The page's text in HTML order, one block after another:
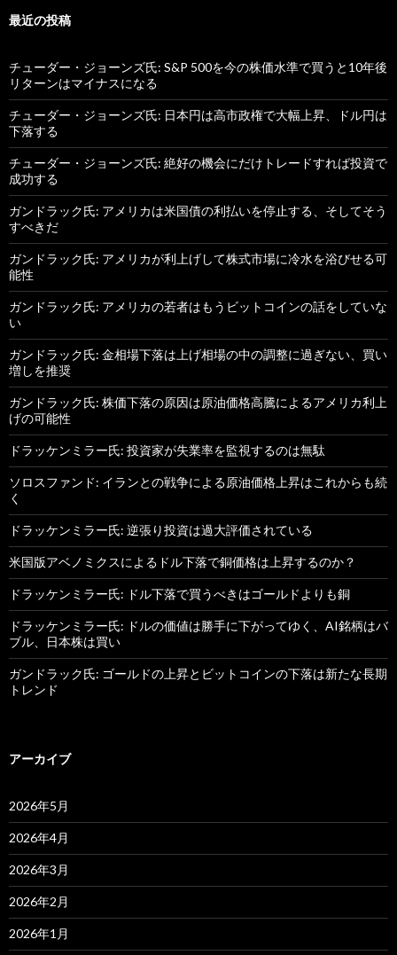
最近の投稿
チューダー・ジョーンズ氏: S&P 500を今の株価水準で買うと10年後
リターンはマイナスになる
チューダー・ジョーンズ氏: 日本円は高市政権で大幅上昇、ドル円は
下落する
チューダー・ジョーンズ氏: 絶好の機会にだけトレードすれば投資で
成功する
ガンドラック氏: アメリカは米国債の利払いを停止する、そしてそう
すべきだ
ガンドラック氏: アメリカが利上げして株式市場に冷水を浴びせる可
能性
ガンドラック氏: アメリカの若者はもうビットコインの話をしていな
い
ガンドラック氏: 金相場下落は上げ相場の中の調整に過ぎない、買い
増しを推奨
ガンドラック氏: 株価下落の原因は原油価格高騰によるアメリカ利上
げの可能性
ドラッケンミラー氏: 投資家が失業率を監視するのは無駄
ソロスファンド: イランとの戦争による原油価格上昇はこれからも続
く
ドラッケンミラー氏: 逆張り投資は過大評価されている
米国版アベノミクスによるドル下落で銅価格は上昇するのか？
ドラッケンミラー氏: ドル下落で買うべきはゴールドよりも銅
ドラッケンミラー氏: ドルの価値は勝手に下がってゆく、AI銘柄はバ
ブル、日本株は買い
ガンドラック氏: ゴールドの上昇とビットコインの下落は新たな長期
トレンド
アーカイブ
2026年5月
2026年4月
2026年3月
2026年2月
2026年1月